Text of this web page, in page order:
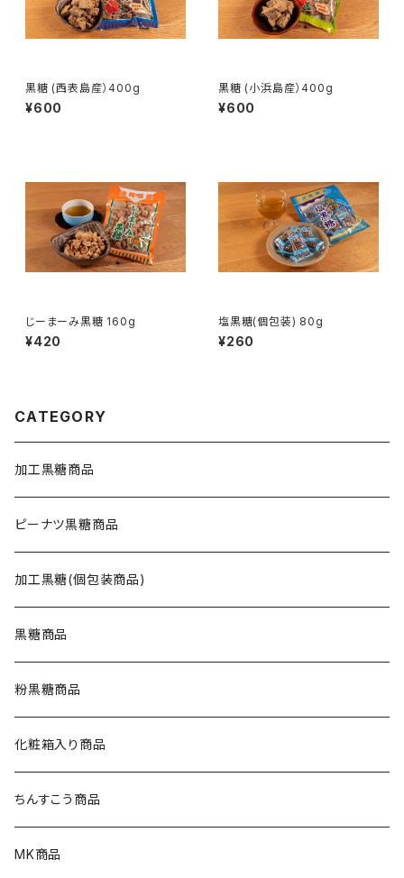
黒糖 (西表島産）400g
¥600
黒糖 (小浜島産）400g
¥600
じーまーみ黒糖 160g
¥420
塩黒糖(個包装) 80g
¥260
CATEGORY
加工黒糖商品
ピーナツ黒糖商品
加工黒糖(個包装商品)
黒糖商品
粉黒糖商品
化粧箱入り商品
ちんすこう商品
MK商品